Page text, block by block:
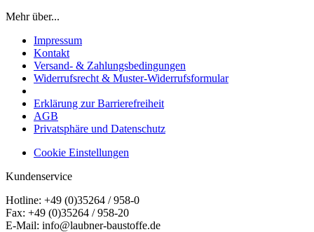
Mehr über...
Impressum
Kontakt
Versand- & Zahlungsbedingungen
Widerrufsrecht & Muster-Widerrufsformular
Erklärung zur Barrierefreiheit
AGB
Privatsphäre und Datenschutz
Cookie Einstellungen
Kundenservice
Hotline: +49 (0)35264 / 958-0
Fax: +49 (0)35264 / 958-20
E-Mail: info@laubner-baustoffe.de